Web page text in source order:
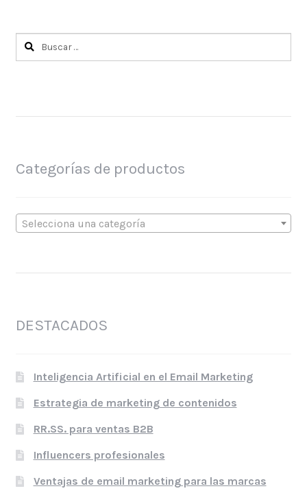
Buscar:
Categorías de productos
Selecciona una categoría
DESTACADOS
Inteligencia Artificial en el Email Marketing
Estrategia de marketing de contenidos
RR.SS. para ventas B2B
Influencers profesionales
Ventajas de email marketing para las marcas